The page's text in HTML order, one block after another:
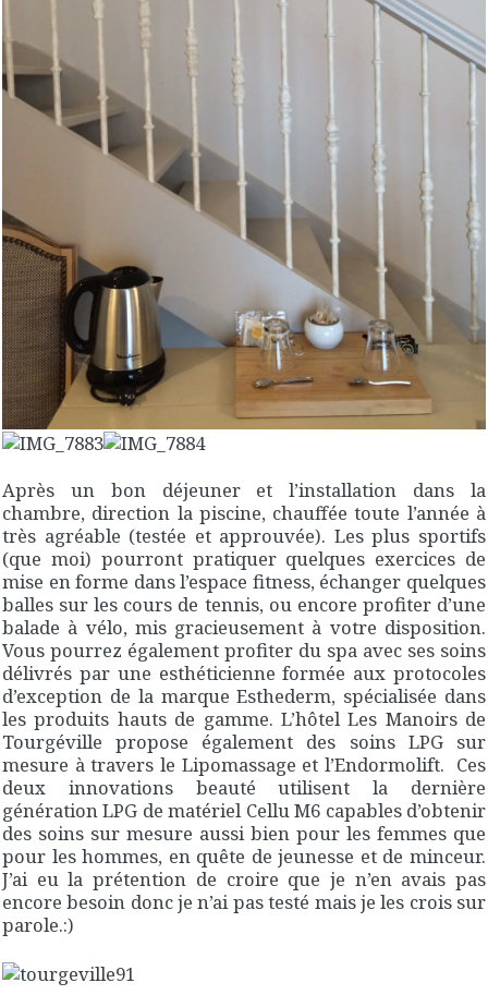
Après un bon déjeuner et l’installation dans la
chambre, direction la piscine, chauffée toute l’année à
très agréable (testée et approuvée). Les plus sportifs
(que moi) pourront pratiquer quelques exercices de
mise en forme dans l’espace fitness, échanger quelques
balles sur les cours de tennis, ou encore profiter d’une
balade à vélo, mis gracieusement à votre disposition.
Vous pourrez également profiter du spa avec ses soins
délivrés par une esthéticienne formée aux protocoles
d’exception de la marque Esthederm, spécialisée dans
les produits hauts de gamme. L’hôtel Les Manoirs de
Tourgéville propose également des soins LPG sur
mesure à travers le Lipomassage et l’Endormolift. Ces
deux innovations beauté utilisent la dernière
génération LPG de matériel Cellu M6 capables d’obtenir
des soins sur mesure aussi bien pour les femmes que
pour les hommes, en quête de jeunesse et de minceur.
J’ai eu la prétention de croire que je n’en avais pas
encore besoin donc je n’ai pas testé mais je les crois sur
parole.:)